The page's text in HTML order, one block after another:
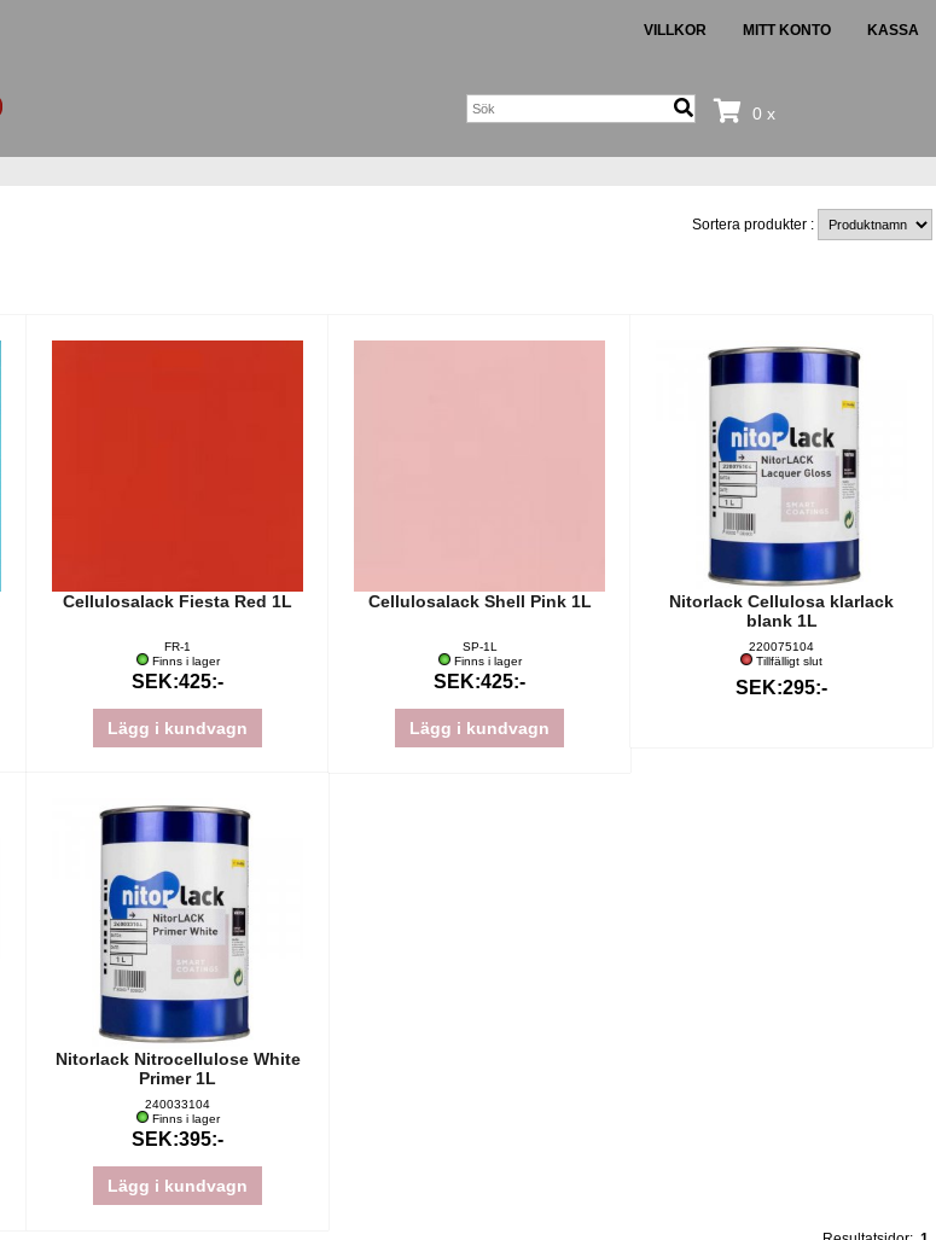
VILLKOR MITT KONTO KASSA
0 x
Sortera produkter :
Cellulosalack Fiesta Red 1L
FR-1
Finns i lager
SEK:425:-
Lägg i kundvagn
Cellulosalack Shell Pink 1L
SP-1L
Finns i lager
SEK:425:-
Lägg i kundvagn
Nitorlack Cellulosa klarlack
blank 1L
220075104
Tillfälligt slut
SEK:295:-
Nitorlack Nitrocellulose White
Primer 1L
240033104
Finns i lager
SEK:395:-
Lägg i kundvagn